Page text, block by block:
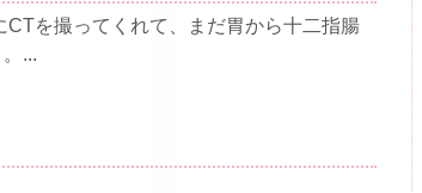
を撮ってくれて、まだ胃から十二指腸
...